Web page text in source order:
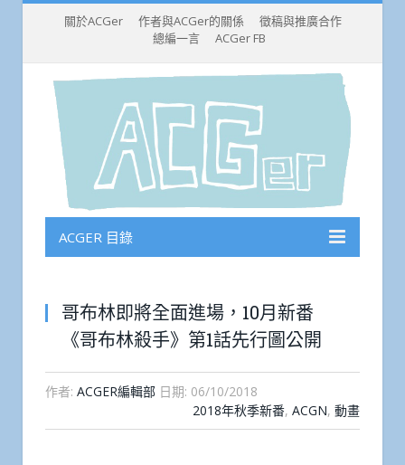
關於ACGer 作者與ACGer的關係
徵稿與推廣合作
總編一言
ACGer FB
ACGER 目錄
哥布林即將全面進場，10月新番
《哥布林殺手》第1話先行圖公開
作者: ACGER編輯部 日期: 06/10/2018
2018年秋季新番, ACGN, 動畫